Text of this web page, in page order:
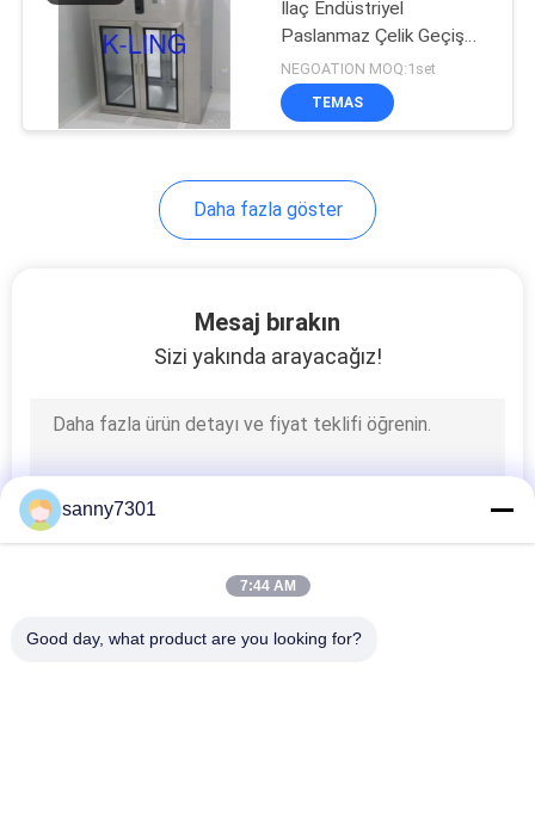
HEPA Filtre Kutusu
121
HEPA Hava Filtresi
ULPA Hava Filtresi
İlaç Endüstriyel
Paslanmaz Çelik Geçiş
Kutusu 0.45m / s
NEGOATION MOQ:1set
TEMAS
Daha fazla göster
Mesaj bırakın
Sizi yakında arayacağız!
sanny7301
7:44 AM
Good day, what product are you looking for?